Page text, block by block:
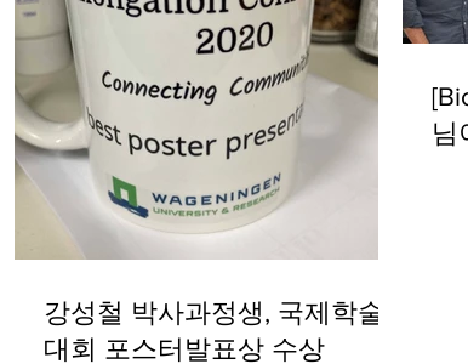
강성철 박사과정생, 국제학술
대회 포스터발표상 수상
님